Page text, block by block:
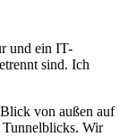
und ein IT-
sind. Ich
von außen auf
Tunnelblicks. Wir